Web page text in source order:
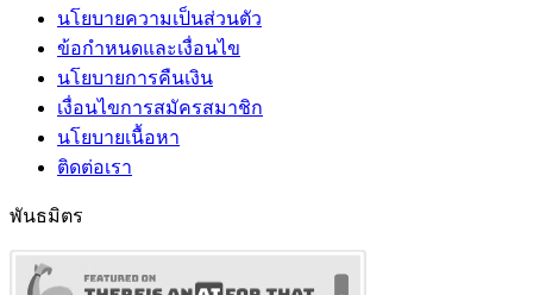
นโยบายความเป็นส่วนตัว
ข้อกำหนดและเงื่อนไข
นโยบายการคืนเงิน
เงื่อนไขการสมัครสมาชิก
นโยบายเนื้อหา
ติดต่อเรา
พันธมิตร